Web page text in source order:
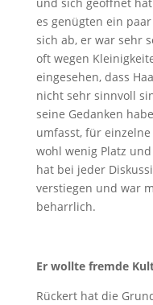
es genügten ein
sich ab, er war sehr
oft wegen
eingesehen, dass
nicht sehr sinnvoll
seine Gedanken
umfasst, für
wohl wenig Platz
hat bei jeder
verstiegen und war
beharrlich.
Er wollte fremde
Rückert hat die